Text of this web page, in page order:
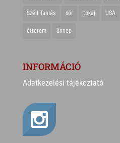
Széll Tamás sör tokaj USA
étterem ünnep
INFORMÁCIÓ
Adatkezelési tájékoztató